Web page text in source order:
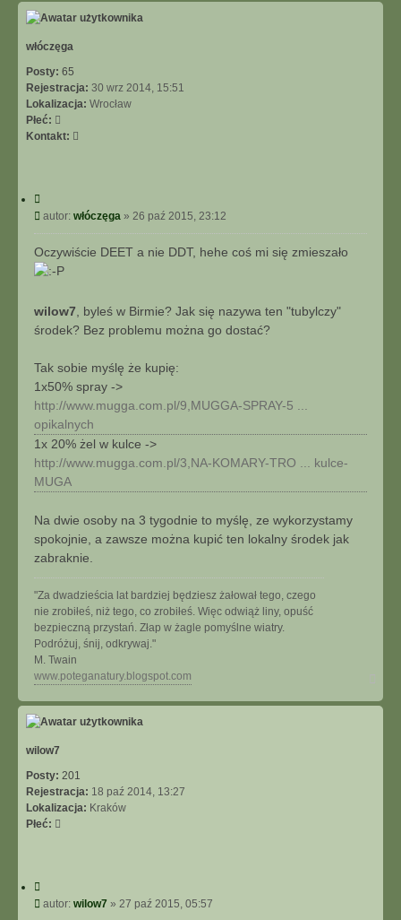
włóczęga
Posty: 65
Rejestracja: 30 wrz 2014, 15:51
Lokalizacja: Wrocław
Płeć:
Kontakt:
a
k
t
i
ę
w
ó
c
z
ę
g
y
j
P
o
s
t
autor: włóczęga » 26 paź 2015, 23:12
Oczywiście DEET a nie DDT, hehe coś mi się zmieszało
wilow7 , byleś w Birmie? Jak się nazywa ten "tubylczy"
środek? Bez problemu można go dostać?
Tak sobie myślę że kupię:
1x50% spray ->
http://www.mugga.com.pl/9,MUGGA-SPRAY-5 ...
opikalnych
1x 20% żel w kulce ->
http://www.mugga.com.pl/3,NA-KOMARY-TRO ... kulce-
MUGA
Na dwie osoby na 3 tygodnie to myślę, ze wykorzystamy
spokojnie, a zawsze można kupić ten lokalny środek jak
zabraknie.
"Za dwadzieścia lat bardziej będziesz żałował tego, czego
nie zrobiłeś, niż tego, co zrobiłeś. Więc odwiąż liny, opuść
bezpieczną przystań. Złap w żagle pomyślne wiatry.
Podróżuj, śnij, odkrywaj."
M. Twain
www.poteganatury.blogspot.com
g
wilow7
Posty: 201
Rejestracja: 18 paź 2014, 13:27
Lokalizacja: Kraków
Płeć:
yPautor: wilow7 » 27 paź 2015, 05:57